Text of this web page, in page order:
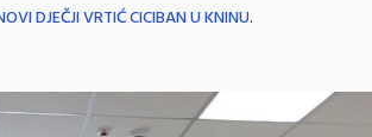
DJEČJI VRTIĆ CICIBAN U KNINU.